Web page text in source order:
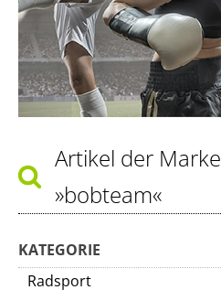
Artikel der Marke
»bobteam«
KATEGORIE
Radsport